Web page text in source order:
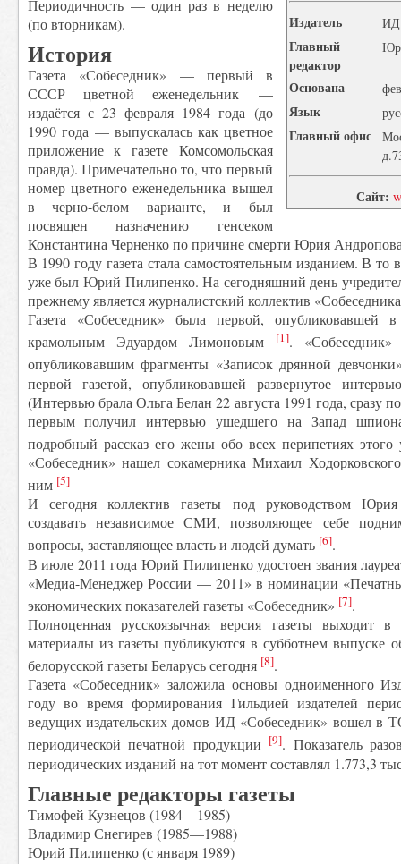
Издатель ИД
Главный
редактор
Основана
Язык
Главный офис
Сайт:
Периодичность — один раз в неделю
(по вторникам).
История
Газета «Собеседник» — первый в
СССР цветной еженедельник —
издаётся с 23 февраля 1984 года (до
1990 года — выпускалась как цветное
приложение к газете Комсомольская
правда). Примечательно то, что первый
номер цветного еженедельника вышел
в черно-белом варианте, и был
посвящен назначению генсеком
Константина Черненко по причине смерти Юрия
В 1990 году газета стала самостоятельным изданием. В то
уже был Юрий Пилипенко. На сегодняшний день
прежнему является журналистский коллектив
Газета «Собеседник» была первой, опубликовавшей
крамольным Эдуардом Лимоновым
[1].
опубликовавшим фрагменты «Записок дрянной
первой газетой, опубликовавшей развернутое
(Интервью брала Ольга Белан 22 августа 1991 года, сразу
первым получил интервью ушедшего на Запад
подробный рассказ его жены обо всех перипетиях
«Собеседник» нашел сокамерника Михаил
ним [5]
И сегодня коллектив газеты под руководством
создавать независимое СМИ, позволяющее себе
вопросы, заставляющее власть и людей думать [6].
В июле 2011 года Юрий Пилипенко удостоен звания
«Медиа-Менеджер России — 2011» в номинации
экономических показателей газеты «Собеседник» [7].
Полноценная русскоязычная версия газеты выходит
материалы из газеты публикуются в субботнем выпуске
белорусской газеты Беларусь сегодня [8].
Газета «Собеседник» заложила основы одноименного
году во время формирования Гильдией издателей
ведущих издательских домов ИД «Собеседник» вошел в
периодической печатной продукции [9]. Показатель
периодических изданий на тот момент составлял 1.773,3
Главные редакторы газеты
Тимофей Кузнецов (1984—1985)
Владимир Снегирев (1985—1988)
Юрий Пилипенко (с января 1989)